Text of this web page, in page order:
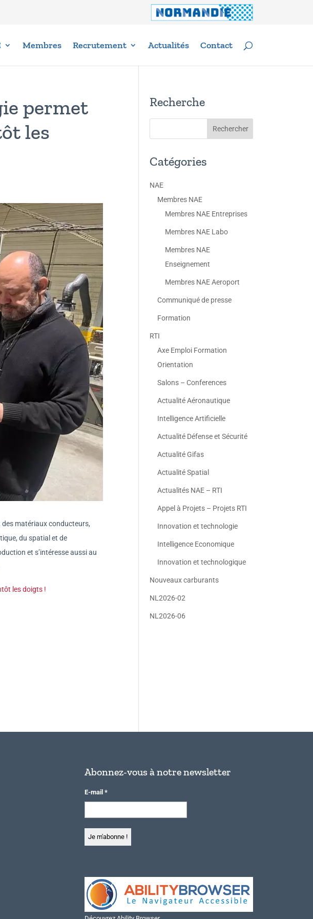
Membres Recrutement Actualités Contact
permet
les
des matériaux conducteurs,
du spatial et de
et s’intéresse aussi au
les doigts !
Recherche
Catégories
NAE
Membres NAE
Membres NAE Entreprises
Membres NAE Labo
Membres NAE
Enseignement
Membres NAE Aeroport
Communiqué de presse
Formation
RTI
Axe Emploi Formation
Orientation
Salons – Conferences
Actualité Aéronautique
Intelligence Artificielle
Actualité Défense et Sécurité
Actualité Gifas
Actualité Spatial
Actualités NAE – RTI
Appel à Projets – Projets RTI
Innovation et technologie
Intelligence Economique
Innovation et technologique
Nouveaux carburants
NL2026-02
NL2026-06
Abonnez-vous à notre newsletter
E-mail *